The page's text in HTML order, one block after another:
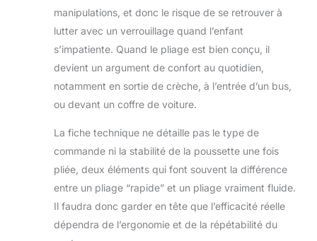
permet à votre
tout-petit de faire la
sieste à tout
aux 3 positions
d’inclinaison, votre
tout-petit pourra
confortablement et
apprécier la balade
2 PANIERS : les 2
une capacité de
rangement
maximale et un
manipulations, et donc le risque de se retrouver à
lutter avec un verrouillage quand l’enfant
s’impatiente. Quand le pliage est bien conçu, il
devient un argument de confort au quotidien,
notamment en sortie de crèche, à l’entrée d’un bus,
ou devant un coffre de voiture.
La fiche technique ne détaille pas le type de
commande ni la stabilité de la poussette une fois
pliée, deux éléments qui font souvent la différence
entre un pliage “rapide” et un pliage vraiment fluide.
Il faudra donc garder en tête que l’efficacité réelle
dépendra de l’ergonomie et de la répétabilité du